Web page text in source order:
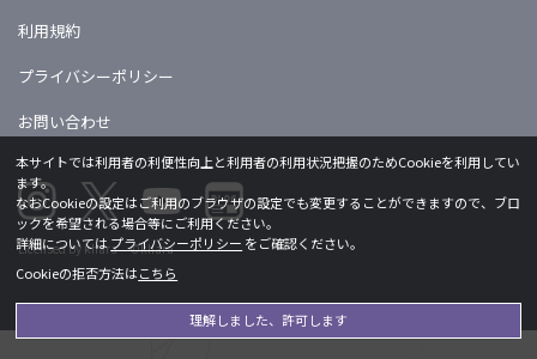
利用規約
プライバシーポリシー
お問い合わせ
Licensed by khara ©khara
本サイトでは利用者の利便性向上と利用者の利用状況把握のためCookieを利用してい
ます。
なおCookieの設定はご利用のブラウザの設定でも変更することができますので、ブロ
ックを希望される場合等にご利用ください。
詳細についてはプライバシーポリシー をご確認ください。
Cookieの拒否方法はこちら
理解しました、許可します